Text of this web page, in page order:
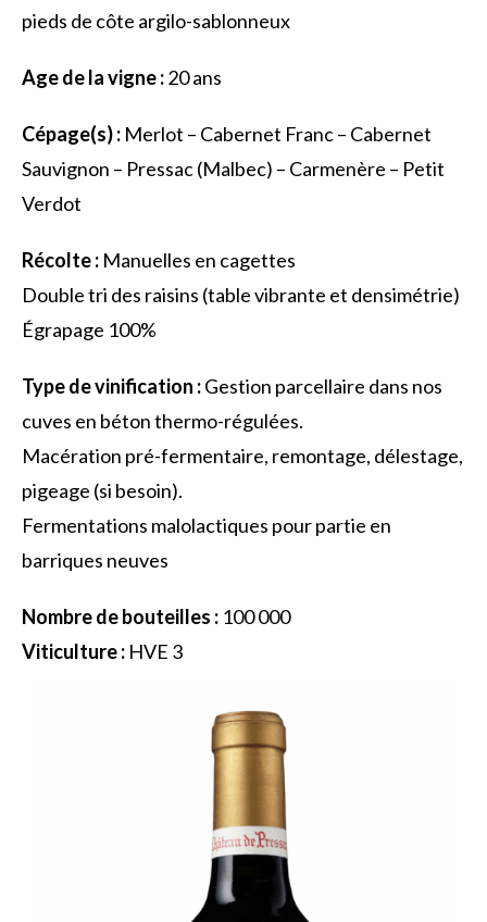
pieds de côte argilo-sablonneux
Age de la vigne :20 ans
Cépage(s) : Merlot – Cabernet Franc – Cabernet
Sauvignon – Pressac (Malbec) – Carmenère – Petit
Verdot
Récolte : Manuelles en cagettes
Double tri des raisins (table vibrante et densimétrie)
Égrapage 100%
Type de vinification :Gestion parcellaire dans nos
cuves en béton thermo-régulées.
Macération pré-fermentaire, remontage, délestage,
pigeage (si besoin).
Fermentations malolactiques pour partie en
barriques neuves
Nombre de bouteilles : 100 000
Viticulture : HVE 3